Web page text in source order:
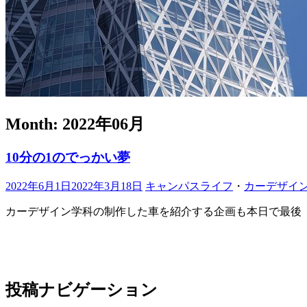
Month: 2022年06月
10分の1のでっかい夢
2022年6月1日 2022年3月18日 キャンパスライフ ・ カーデザイ
カーデザイン学科の制作した車を紹介する企画も本日で最後
投稿ナビゲーション